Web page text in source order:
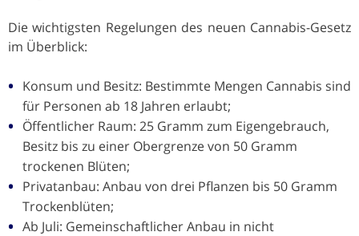
Die wichtigsten Regelungen des neuen Cannabis-Gesetz
im Überblick:
Konsum und Besitz: Bestimmte Mengen Cannabis sind
für Personen ab 18 Jahren erlaubt;
Öffentlicher Raum: 25 Gramm zum Eigengebrauch,
Besitz bis zu einer Obergrenze von 50 Gramm
trockenen Blüten;
Privatanbau: Anbau von drei Pflanzen bis 50 Gramm
Trockenblüten;
Ab Juli: Gemeinschaftlicher Anbau in nicht